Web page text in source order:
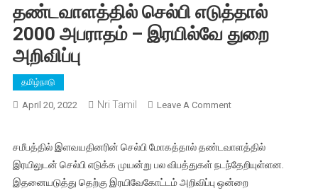
தண்டவாளத்தில் செல்பி எடுத்தால்
2000 அபராதம் – இரயில்வே துறை
அறிவிப்பு
தமிழ்நாடு
April 20, 2022 Nri Tamil Leave A CommentOn
எடுத்தால்
2000
அபராதம்
சமீபத்தில் இளவயதினரின் செல்பி மோகத்தால் தண்டவாளத்தில்
இரயிலுடன் செல்பி எடுக்க முயன்று பல விபத்துகள் நடந்தேறியுள்ளன.
இதனையடுத்து தெற்கு இரயிவேகோட்டம் அறிவிப்பு ஒன்றை